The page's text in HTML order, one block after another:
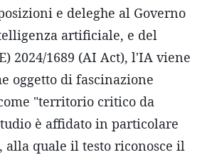
e deleghe al Governo
artificiale, e del
2024/1689 (AI Act), l'IA viene
oggetto di fascinazione
"territorio critico da
è affidato in particolare
alla quale il testo riconosce il